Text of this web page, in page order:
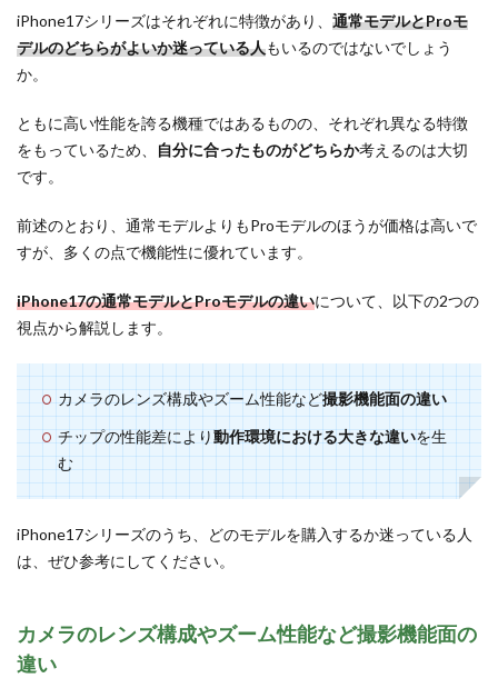
iPhone17シリーズはそれぞれに特徴があり、 通常モデルとProモ
デルのどちらがよいか迷っている人もいるのではないでしょう
か。
ともに高い性能を誇る機種ではあるものの、それぞれ異なる特徴
をもっているため、
自分に合ったものがどちらか考えるのは大切
です。
前述のとおり、通常モデルよりもProモデルのほうが価格は高いで
すが、多くの点で機能性に優れています。
iPhone17の通常モデルとProモデルの違いについて、以下の2つの
視点から解説します。
カメラのレンズ構成やズーム性能など撮影機能面の違い
チップの性能差により動作環境における大きな違いを生
む
iPhone17シリーズのうち、どのモデルを購入するか迷っている人
は、ぜひ参考にしてください。
カメラのレンズ構成やズーム性能など撮影機能面の
違い